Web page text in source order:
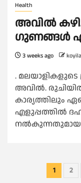
Health
അവിൽ
ഗുണങ്ങൾ
3 weeks ago
. മലയാളികളുടെ
അവിൽ. രുചിയിൽ
കാര്യത്തിലും
എളുപ്പത്തിൽ
നൽകുന്നതുമായ
Posts
1 2